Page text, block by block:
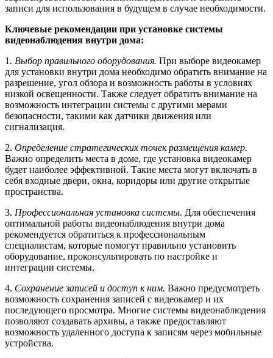
записи для использования в будущем в случае необходимости.
Ключевые рекомендации при установке системы
видеонаблюдения внутри дома:
1. Выбор правильного оборудования. При выборе видеокамер
для установки внутри дома необходимо обратить внимание на
разрешение, угол обзора и возможность работы в условиях
низкой освещенности. Также следует обратить внимание на
возможность интеграции системы с другими мерами
безопасности, такими как датчики движения или
сигнализация.
2. Определение стратегических точек размещения камер.
Важно определить места в доме, где установка видеокамер
будет наиболее эффективной. Такие места могут включать в
себя входные двери, окна, коридоры или другие открытые
пространства.
3. Профессиональная установка системы. Для обеспечения
оптимальной работы видеонаблюдения внутри дома
рекомендуется обратиться к профессиональным
специалистам, которые помогут правильно установить
оборудование, проконсультировать по настройке и
интеграции системы.
4. Сохранение записей и доступ к ним. Важно предусмотреть
возможность сохранения записей с видеокамер и их
последующего просмотра. Многие системы видеонаблюдения
позволяют создавать архивы, а также предоставляют
возможность удаленного доступа к записям через мобильные
устройства.